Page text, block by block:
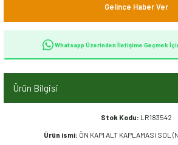
Gelince Haber Ver
Whatsapp Üzerinden İletişime Geçmek
Ürün Bilgisi
Stok Kodu: LR183542
Ürün ismi: ÖN KAPI ALT KAPLAMASI SOL